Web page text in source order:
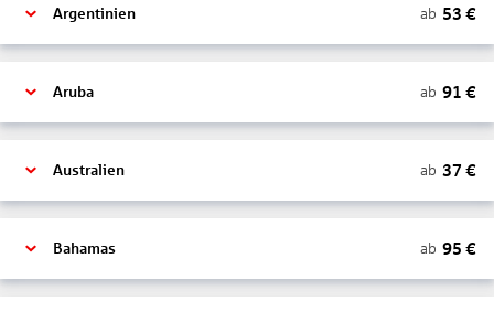
Argentinien ab 53 €
Aruba ab 91 €
Australien ab 37 €
Bahamas ab 95 €